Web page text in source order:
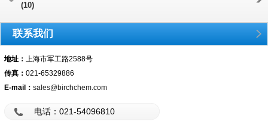
(10)
联系我们
地址： 上海市军工路2588号
传真： 021-65329886
E-mail： sales@birchchem.com
电话：021-54096810